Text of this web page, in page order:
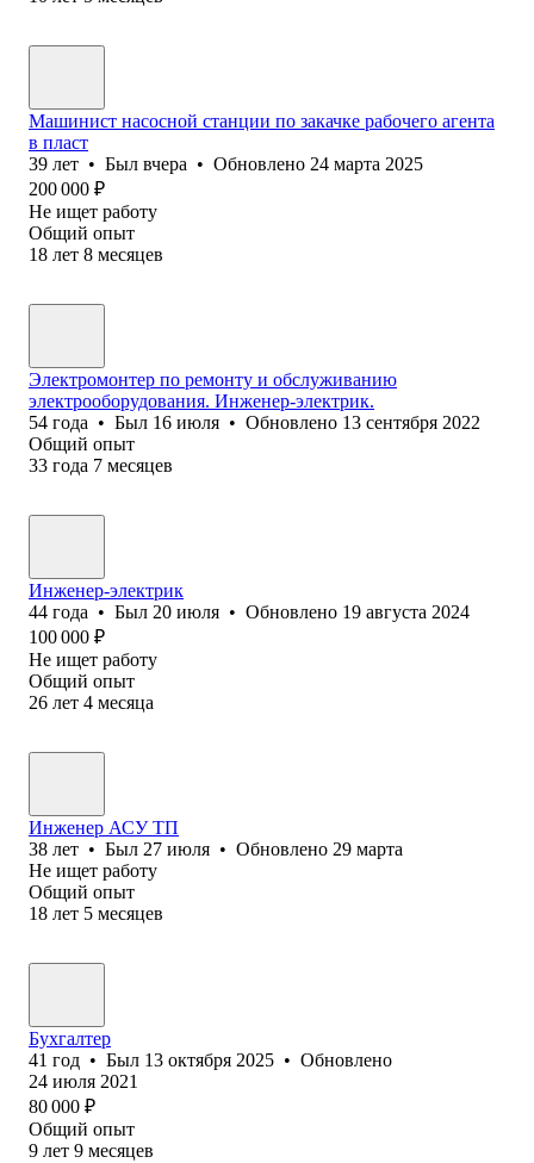
Машинист насосной станции по закачке рабочего агента
в пласт
39 лет • Был вчера • Обновлено 24 марта 2025
200 000 ₽
Не ищет работу
Общий опыт
18 лет 8 месяцев
Электромонтер по ремонту и обслуживанию
электрооборудования. Инженер-электрик.
54 года • Был 16 июля • Обновлено 13 сентября 2022
Общий опыт
33 года 7 месяцев
Инженер-электрик
44 года • Был 20 июля • Обновлено 19 августа 2024
100 000 ₽
Не ищет работу
Общий опыт
26 лет 4 месяца
Инженер АСУ ТП
38 лет • Был 27 июля • Обновлено 29 марта
Не ищет работу
Общий опыт
18 лет 5 месяцев
Бухгалтер
41 год • Был 13 октября 2025 • Обновлено
24 июля 2021
80 000 ₽
Общий опыт
9 лет 9 месяцев